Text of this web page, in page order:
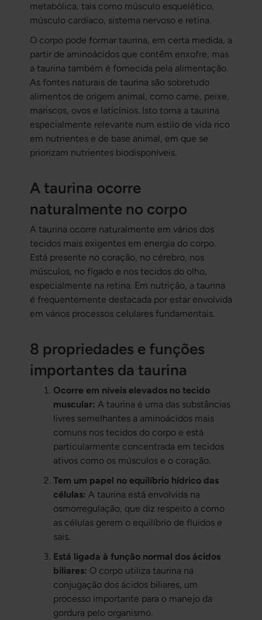
metabólica, tais como músculo esquelético,
músculo cardíaco, sistema nervoso e retina.
O corpo pode formar taurina, em certa medida, a
partir de aminoácidos que contêm enxofre, mas
a taurina também é fornecida pela alimentação.
As fontes naturais de taurina são sobretudo
alimentos de origem animal, como carne, peixe,
mariscos, ovos e laticínios. Isto torna a taurina
especialmente relevante num estilo de vida rico
em nutrientes e de base animal, em que se
priorizam nutrientes biodisponíveis.
A taurina ocorre
naturalmente no corpo
A taurina ocorre naturalmente em vários dos
tecidos mais exigentes em energia do corpo.
Está presente no coração, no cérebro, nos
músculos, no fígado e nos tecidos do olho,
especialmente na retina. Em nutrição, a taurina
é frequentemente destacada por estar envolvida
em vários processos celulares fundamentais.
8 propriedades e funções
importantes da taurina
Ocorre em níveis elevados no tecido
muscular: A taurina é uma das substâncias
livres semelhantes a aminoácidos mais
comuns nos tecidos do corpo e está
particularmente concentrada em tecidos
ativos como os músculos e o coração.
Tem um papel no equilíbrio hídrico das
células: A taurina está envolvida na
osmorregulação, que diz respeito a como
as células gerem o equilíbrio de fluidos e
sais.
Está ligada à função normal dos ácidos
biliares: O corpo utiliza taurina na
conjugação dos ácidos biliares, um
processo importante para o manejo da
gordura pelo organismo.